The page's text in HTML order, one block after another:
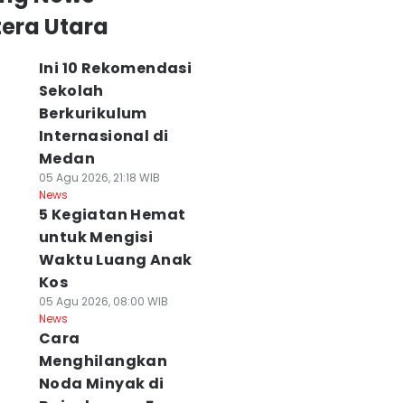
Utara
Ini 10 Rekomendasi
Sekolah
Berkurikulum
Internasional di
Medan
05 Agu 2026, 21:18 WIB
News
5 Kegiatan Hemat
untuk Mengisi
Waktu Luang Anak
Kos
05 Agu 2026, 08:00 WIB
News
Cara
Menghilangkan
Noda Minyak di